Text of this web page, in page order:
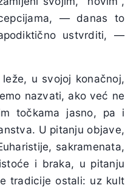
— danas to
ustvrditi, —
u svojoj konačnoj,
nazvati, ako već ne
točkama jasno, pa i
U pitanju objave,
sakramenata,
i braka, u pitanju
tradicije ostali: uz kult